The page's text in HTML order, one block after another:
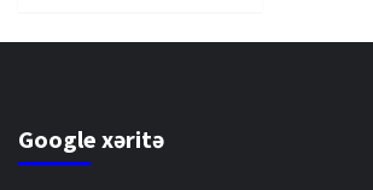
Google xəritə